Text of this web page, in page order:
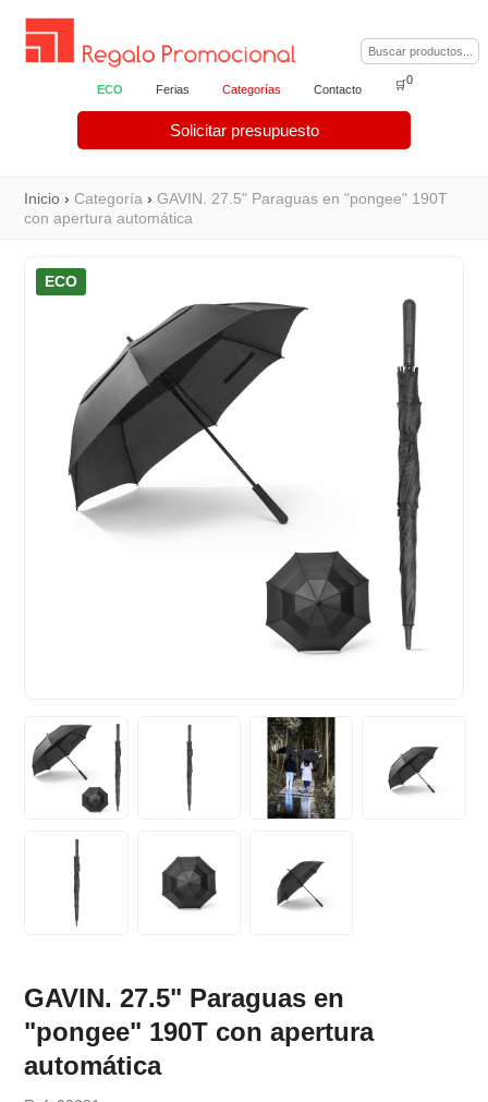
ECO Ferias Categorías Contacto
Solicitar presupuesto
🛒0
Inicio ›Categoría ›GAVIN. 27.5" Paraguas en "pongee" 190T
con apertura automática
ECO
GAVIN. 27.5" Paraguas en
"pongee" 190T con apertura
automática